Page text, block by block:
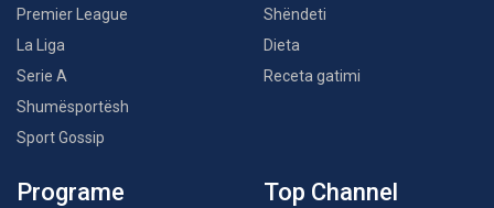
Premier League
La Liga
Serie A
Shumësportësh
Sport Gossip
Shëndeti
Dieta
Receta gatimi
Programe Top Channel